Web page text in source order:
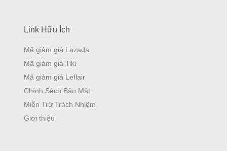
Link Hữu Ích
Mã giảm giá Lazada
Mã giảm giá Tiki
Mã giảm giá Leflair
Chính Sách Bảo Mật
Miễn Trừ Trách Nhiệm
Giới thiệu